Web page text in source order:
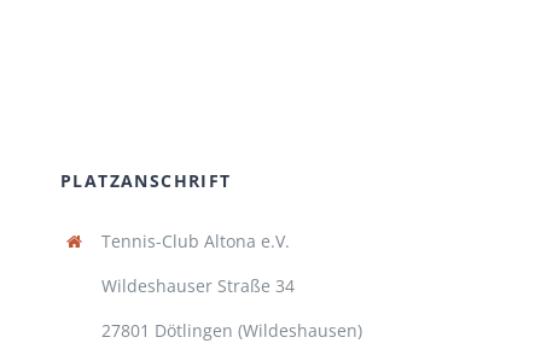
PLATZANSCHRIFT
Tennis-Club Altona e.V.
Wildeshauser Straße 34
27801 Dötlingen (Wildeshausen)